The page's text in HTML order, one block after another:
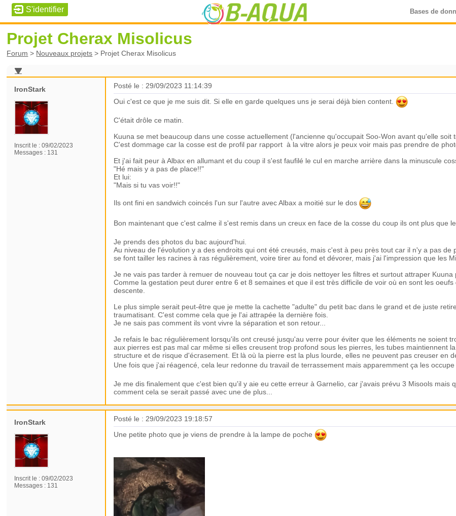
Bases de
Projet Cherax Misolicus
Forum > Nouveaux projets > Projet Cherax Misolicus
IronStark
Inscrit le :09/02/2023
Messages : 131
Posté le : 29/09/2023 11:14:39
Oui c'est ce que je me suis dit. Si elle en garde quelques uns je serai déjà bien content.
C'était drôle ce matin.
Kuuna se met beaucoup dans une cosse actuellement (l'ancienne qu'occupait Soo-Won avant qu'elle
C'est dommage car la cosse est de profil par rapport à la vitre alors je peux voir mais pas prendre de
Et j'ai fait peur à Albax en allumant et du coup il s'est faufilé le cul en marche arrière dans la minuscule
"Hé mais y a pas de place!!"
Et lui:
"Mais si tu vas voir!!"
Ils ont fini en sandwich coincés l'un sur l'autre avec Albax a moitié sur le dos
Bon maintenant que c'est calme il s'est remis dans un creux en face de la cosse du coup ils ont plus que
Je prends des photos du bac aujourd'hui.
Au niveau de l'évolution y a des endroits qui ont été creusés, mais c'est à peu près tout car il n'y a pas
se font tailler les racines à ras régulièrement, voire tirer au fond et dévorer, mais j'ai l'impression que les
Je ne vais pas tarder à remuer de nouveau tout ça car je dois nettoyer les filtres et surtout attraper
Comme la gestation peut durer entre 6 et 8 semaines et que il est très difficile de voir où en sont les
descente.
Le plus simple serait peut-être que je mette la cachette "adulte" du petit bac dans le grand et de juste
traumatisant. C'est comme cela que je l'ai attrapée la dernière fois.
Je ne sais pas comment ils vont vivre la séparation et son retour...
Je refais le bac régulièrement lorsqu'ils ont creusé jusqu'au verre pour éviter que les éléments ne soient
aux pierres est pas mal car même si elles creusent trop profond sous les pierres, les tubes maintiennent
structure et de risque d'écrasement. Et là où la pierre est la plus lourde, elles ne peuvent pas creuser en
Une fois que j'ai réagencé, cela leur redonne du travail de terrassement mais apparemment ça les
Je me dis finalement que c'est bien qu'il y aie eu cette erreur à Garnelio, car j'avais prévu 3 Misools mais
comment cela se serait passé avec une de plus...
IronStark
Inscrit le :09/02/2023
Messages : 131
Posté le : 29/09/2023 19:18:57
Une petite photo que je viens de prendre à la lampe de poche